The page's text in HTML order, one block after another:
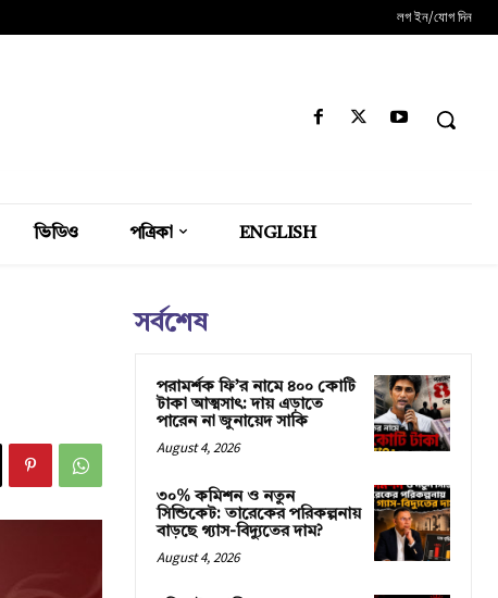
লগ ইন/যোগ দিন
ভিডিও পত্রিকা ENGLISH
সর্বশেষ
পরামর্শক ফি’র নামে ৪০০ কোটি
টাকা আত্মসাৎ: দায় এড়াতে
পারেন না জুনায়েদ সাকি
August 4, 2026
৩০% কমিশন ও নতুন
সিন্ডিকেট: তারেকের পরিকল্পনায়
বাড়ছে গ্যাস-বিদ্যুতের দাম?
August 4, 2026